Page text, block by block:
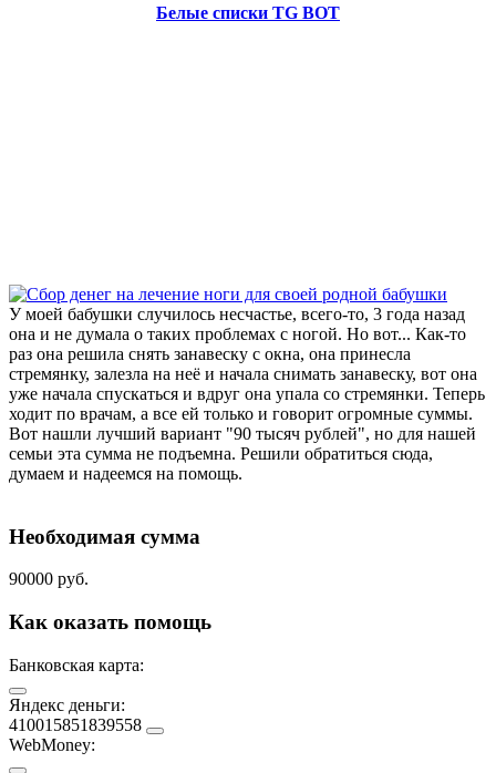
Белые списки TG BOT
У моей бабушки случилось несчастье, всего-то, 3 года назад
она и не думала о таких проблемах с ногой. Но вот... Как-то
раз она решила снять занавеску с окна, она принесла
стремянку, залезла на неё и начала снимать занавеску, вот она
уже начала спускаться и вдруг она упала со стремянки. Теперь
ходит по врачам, а все ей только и говорит огромные суммы.
Вот нашли лучший вариант "90 тысяч рублей", но для нашей
семьи эта сумма не подъемна. Решили обратиться сюда,
думаем и надеемся на помощь.
Необходимая сумма
90000 руб.
Как оказать помощь
Банковская карта:
Яндекс деньги:
410015851839558
WebMoney: